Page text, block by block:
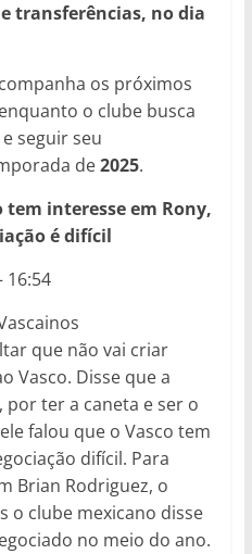
transferências, no dia
os próximos
o clube busca
seguir seu
de2025.
tem interesse em Rony,
é difícil
16:54
que não vai criar
Vasco. Disse que a
ter a caneta e ser o
falou que o Vasco tem
difícil. Para
Brian Rodriguez, o
o clube mexicano disse
no meio do ano.